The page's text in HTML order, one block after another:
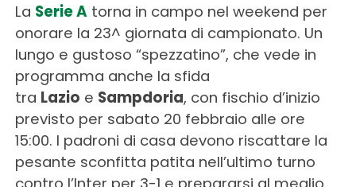
La Serie A torna in campo nel weekend per
onorare la 23^ giornata di campionato. Un
lungo e gustoso “spezzatino”, che vede in
programma anche la sfida
tra Lazio e Sampdoria, con fischio d’inizio
previsto per sabato 20 febbraio alle ore
15:00. I padroni di casa devono riscattare la
pesante sconfitta patita nell’ultimo turno